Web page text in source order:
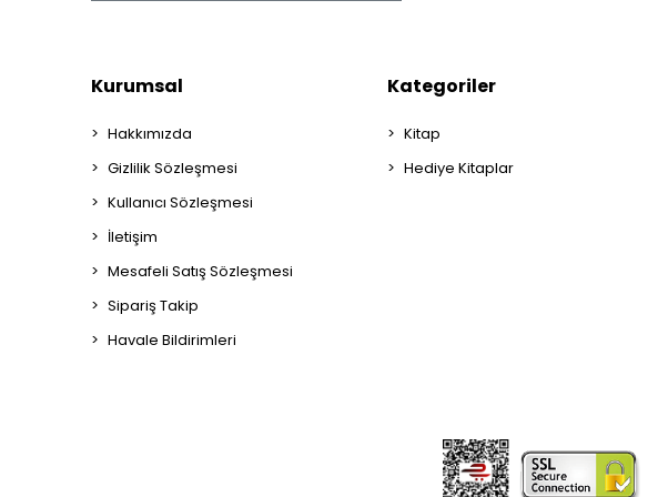
Kurumsal
Hakkımızda
Gizlilik Sözleşmesi
Kullanıcı Sözleşmesi
İletişim
Mesafeli Satış Sözleşmesi
Sipariş Takip
Havale Bildirimleri
Kategoriler
Kitap
Hediye Kitaplar